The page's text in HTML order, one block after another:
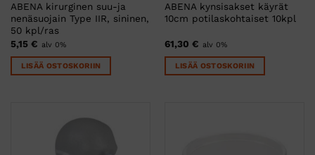
ABENA kirurginen suu-ja
nenäsuojain Type IIR, sininen,
50 kpl/ras
5,15 € alv 0%
LISÄÄ OSTOSKORIIN
ABENA kynsisakset käyrät
10cm potilaskohtaiset 10kpl
61,30 € alv 0%
LISÄÄ OSTOSKORIIN